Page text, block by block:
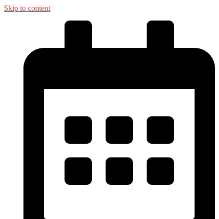
Skip to content